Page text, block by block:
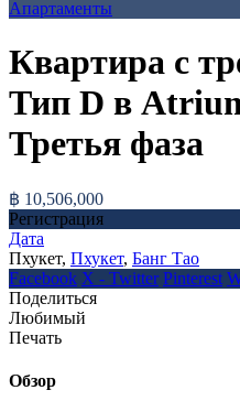
Апартаменты
Квартира с
Тип D в
Третья фаза
฿ 10,506,000
Регистрация
Дата
Пхукет, Пхукет, Банг Тао
Facebook X - Twitter Pinterest
Поделиться
Любимый
Печать
Обзор